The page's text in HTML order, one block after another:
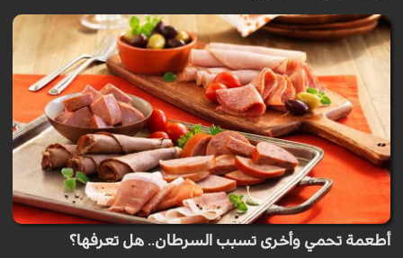
أطعمة تحمي وأخرى تسبب السرطان.. هل تعرفها؟